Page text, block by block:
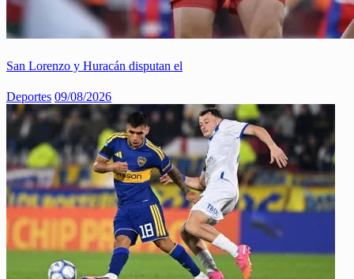
San Lorenzo y Huracán disputan el
Deportes 09/08/2026